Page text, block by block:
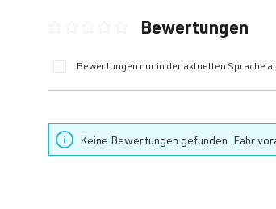
Bewertungen
Bewertungen nur in der aktuellen Sprache
Keine Bewertungen gefunden. Fahr